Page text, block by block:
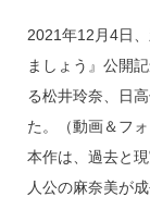
e
a
d
s
2021年12月4日
ましょう』公開
る松井玲奈、日
た。（動画＆フォ
本作は、過去と
人公の麻奈美が